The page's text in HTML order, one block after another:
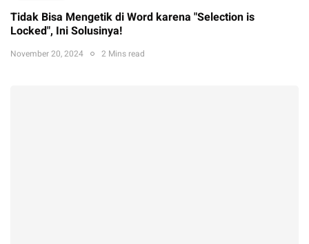
Tidak Bisa Mengetik di Word karena "Selection is
Locked", Ini Solusinya!
November 20, 2024 2 Mins read